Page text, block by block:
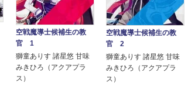
空戦魔導士候補生の教
官 1
獅童ありす 諸星悠 甘味
みきひろ（アクアプラ
ス）
空戦魔導士候補生の教
官 2
獅童ありす 諸星悠 甘味
みきひろ（アクアプラ
ス）